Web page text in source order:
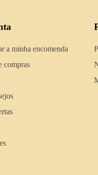
a minha encomenda
compras